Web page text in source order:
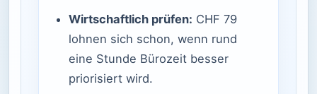
Wirtschaftlich prüfen: CHF 79
lohnen sich schon, wenn rund
eine Stunde Bürozeit besser
priorisiert wird.